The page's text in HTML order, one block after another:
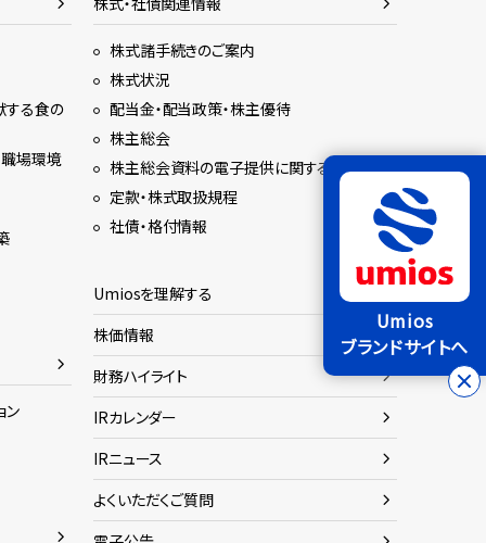
Umios
ブランドサイトへ
する食の
場環境
ン
株式諸手続きのご案内
株式状況
配当金・配当政策・株主優待
株主総会
株主総会資料の電子提供に関するご案内
定款・株式取扱規程
社債・格付情報
Umiosを理解する
株価情報
財務ハイライト
IRカレンダー
IRニュース
よくいただくご質問